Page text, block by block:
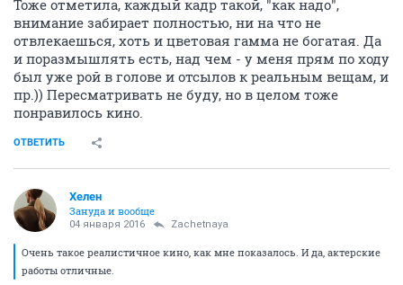
Тоже отметила, каждый кадр такой, "как надо",
внимание забирает полностью, ни на что не
отвлекаешься, хоть и цветовая гамма не богатая. Да
и поразмышлять есть, над чем - у меня прям по ходу
был уже рой в голове и отсылов к реальным вещам, и
пр.)) Пересматривать не буду, но в целом тоже
понравилось кино.
ОТВЕТИТЬ
Хелен
Зануда и вообще
04 января 2016 Zachetnaya
Очень такое реалистичное кино, как мне показалось. И да, актерские
работы отличные.